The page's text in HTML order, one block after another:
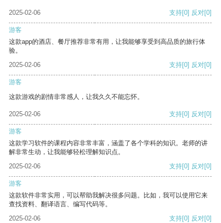
2025-02-06 支持[0] 反对[0]
游客
这款app的酒店、餐厅推荐非常有用，让我能够享受到高品质的旅行体
验。
2025-02-06
支持[0] 反对[0]
游客
这款游戏的剧情非常感人，让我久久不能忘怀。
2025-02-06 支持[0] 反对[0]
游客
这款学习软件的课程内容非常丰富，涵盖了各个学科的知识。老师的讲
解非常生动，让我能够轻松理解知识点。
2025-02-06
支持[0] 反对[0]
游客
这款软件非常实用，可以帮助我解决很多问题。比如，我可以使用它来
查找资料、翻译语言、编写代码等。
2025-02-06
支持[0] 反对[0]